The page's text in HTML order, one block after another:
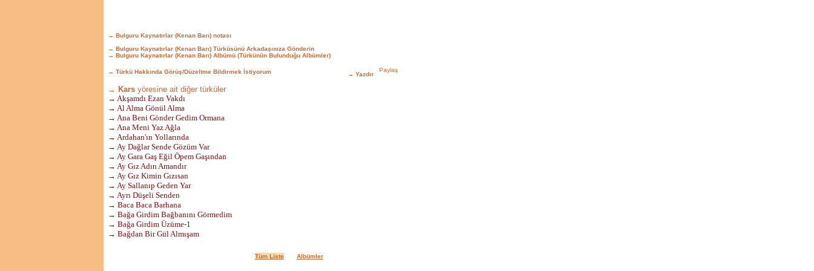
→ Bulguru Kaynatırlar (Kenan Barı) notası
→ Bulguru Kaynatırlar (Kenan Barı) Türküsünü Arkadaşınıza Gönderin
→ Bulguru Kaynatırlar (Kenan Barı) Albümü (Türkünün Bulunduğu Albümler)
→ Türkü Hakkında Görüş/Düzeltme Bildirmek İstiyorum → Yazdır
→ Kars yöresine ait diğer türküler
→ Akşamdı Ezan Vakdı
→ Al Alma Gönül Alma
→ Ana Beni Gönder Gedim Ormana
→ Ana Meni Yaz Ağla
→ Ardahan'ın Yollarında
→ Ay Dağlar Sende Gözüm Var
→ Ay Gara Gaş Eğil Öpem Gaşından
→ Ay Gız Adın Amandır
→ Ay Gız Kimin Gızısan
→ Ay Sallanıp Geden Yar
→ Ayrı Düşeli Senden
→ Baca Baca Barhana
→ Bağa Girdim Bağbanını Görmedim
→ Bağa Girdim Üzüme-1
→ Bağdan Bir Gül Almışam
Tüm Liste Albümler